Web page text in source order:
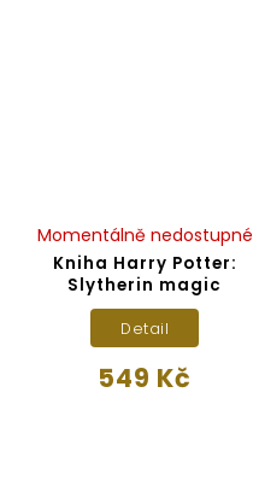
Kniha Harry Potter:
Slytherin magic
Momentálně nedostupné
549 Kč
Detail